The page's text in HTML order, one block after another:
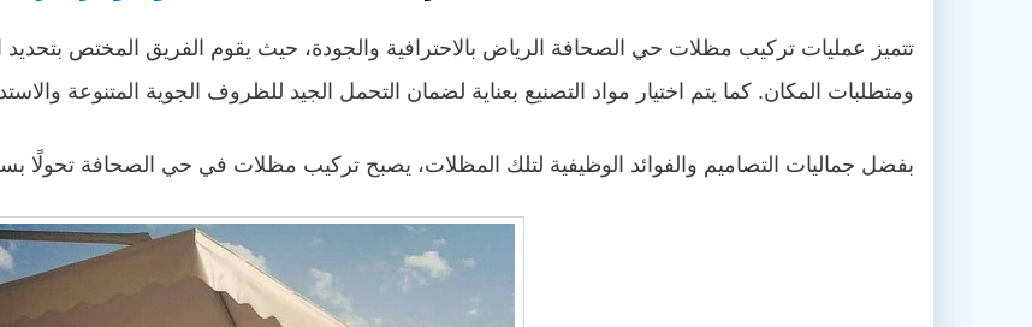
تتميز عمليات تركيب مظلات حي الصحافة الرياض بالاحترافية والجودة، حيث يقوم الفريق المختص
ومتطلبات المكان. كما يتم اختيار مواد التصنيع بعناية لضمان التحمل الجيد للظروف الجوية المتنوعة
بفضل جماليات التصاميم والفوائد الوظيفية لتلك المظلات، يصبح تركيب مظلات في حي الصحافة تحولًا